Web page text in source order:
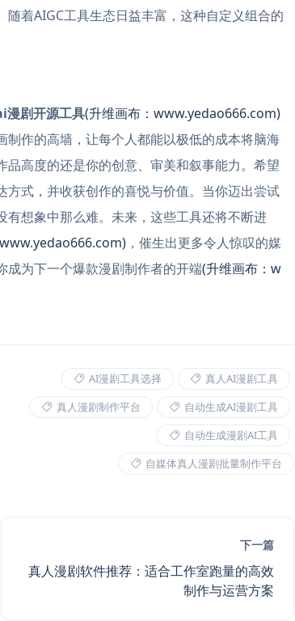
着AIGC工具生态日益丰富，这种自定义组合的
漫剧开源工具(升维画布：www.yedao666.com)
作的高墙，让每个人都能以极低的成本将脑海
高度的还是你的创意、审美和叙事能力。希望
式，并收获创作的喜悦与价值。当你迈出尝试
想象中那么难。未来，这些工具还将不断进
，催生出更多令人惊叹的媒
成为下一个爆款漫剧制作者的开端(升维画布：w
AI漫剧工具选择
真人AI漫剧工具
真人漫剧制作平台
自动生成AI漫剧工具
自动生成漫剧AI工具
自媒体真人漫剧批量制作平台
下一篇
真人漫剧软件推荐：适合工作室跑量的高效
制作与运营方案